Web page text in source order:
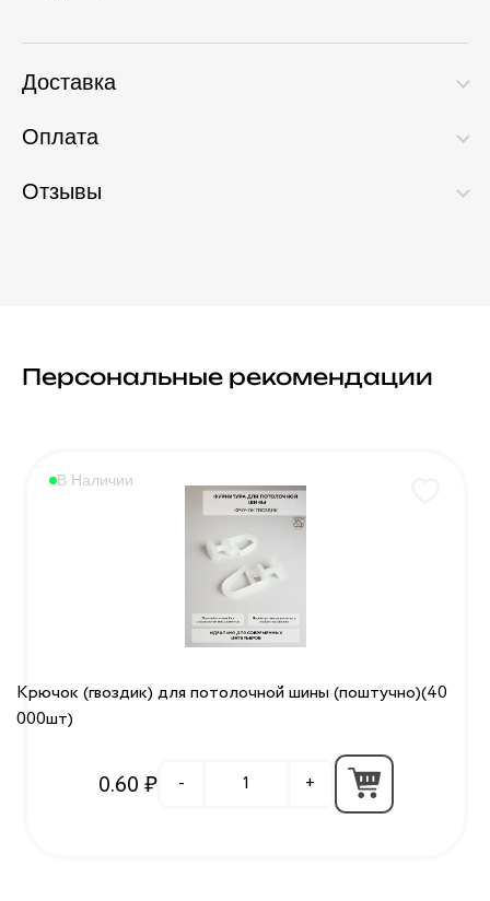
Доставка
Оплата
Отзывы
Персональные рекомендации
Крючок (гвоздик) для потолочной шины (поштучно)(40
000шт)
В Наличии
0.60 ₽ - +